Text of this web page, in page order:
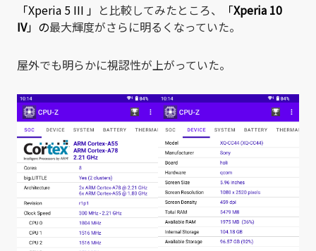
「Xperia 5 III 」 と比較してみたところ、 「Xperia 10
IV」の最大輝度がさらに明るくなっていた。
屋外でも明らかに視認性が上がっていた。